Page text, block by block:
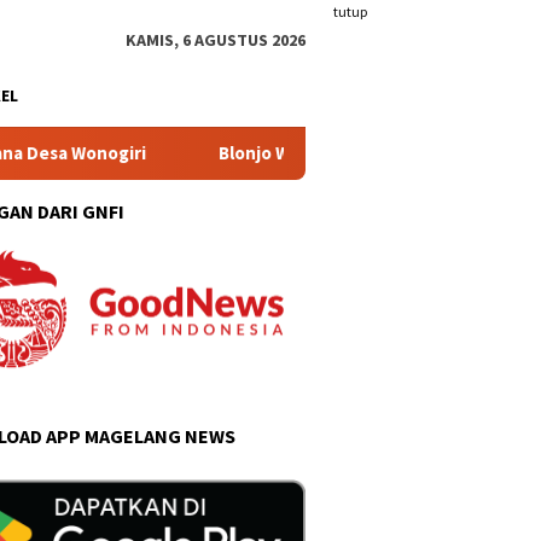
tutup
KAMIS, 6 AGUSTUS 2026
Blonjo Warung Tonggo Catat Transaksi Rp203,7 Juta,
DARI GNFI
APP MAGELANG NEWS